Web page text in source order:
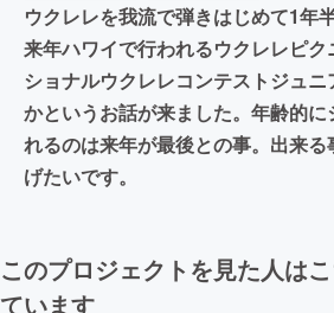
ウクレレを我流で弾きはじめて1年
来年ハワイで行われるウクレレピ
ショナルウクレレコンテストジュ
かというお話が来ました。年齢的に
れるのは来年が最後との事。出来
げたいです。
このプロジェクトを見た人は
ています